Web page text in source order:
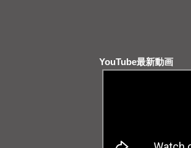
YouTube最新動画